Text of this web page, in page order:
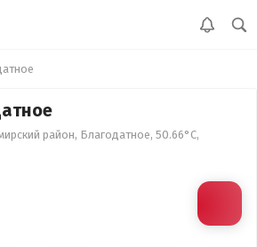
район, Благодатное, 50.66°С,